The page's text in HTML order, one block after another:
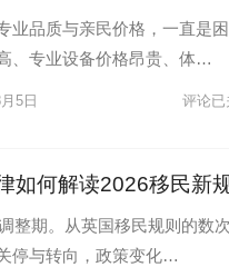
业品质与亲民价格，一直是
、专业设备价格昂贵、体…
5日 评论已
如何解读2026移民新
整期。从英国移民规则的数
停与转向，政策变化…